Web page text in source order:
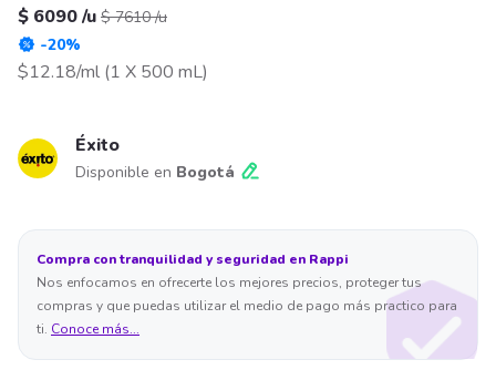
$ 6090/u $ 7610/u
-20%
$12.18/ml (1 X 500 mL)
Éxito
Disponible en Bogotá
Compra con tranquilidad y seguridad en Rappi
Nos enfocamos en ofrecerte los mejores precios, proteger tus
compras y que puedas utilizar el medio de pago más practico para
ti. Conoce más...